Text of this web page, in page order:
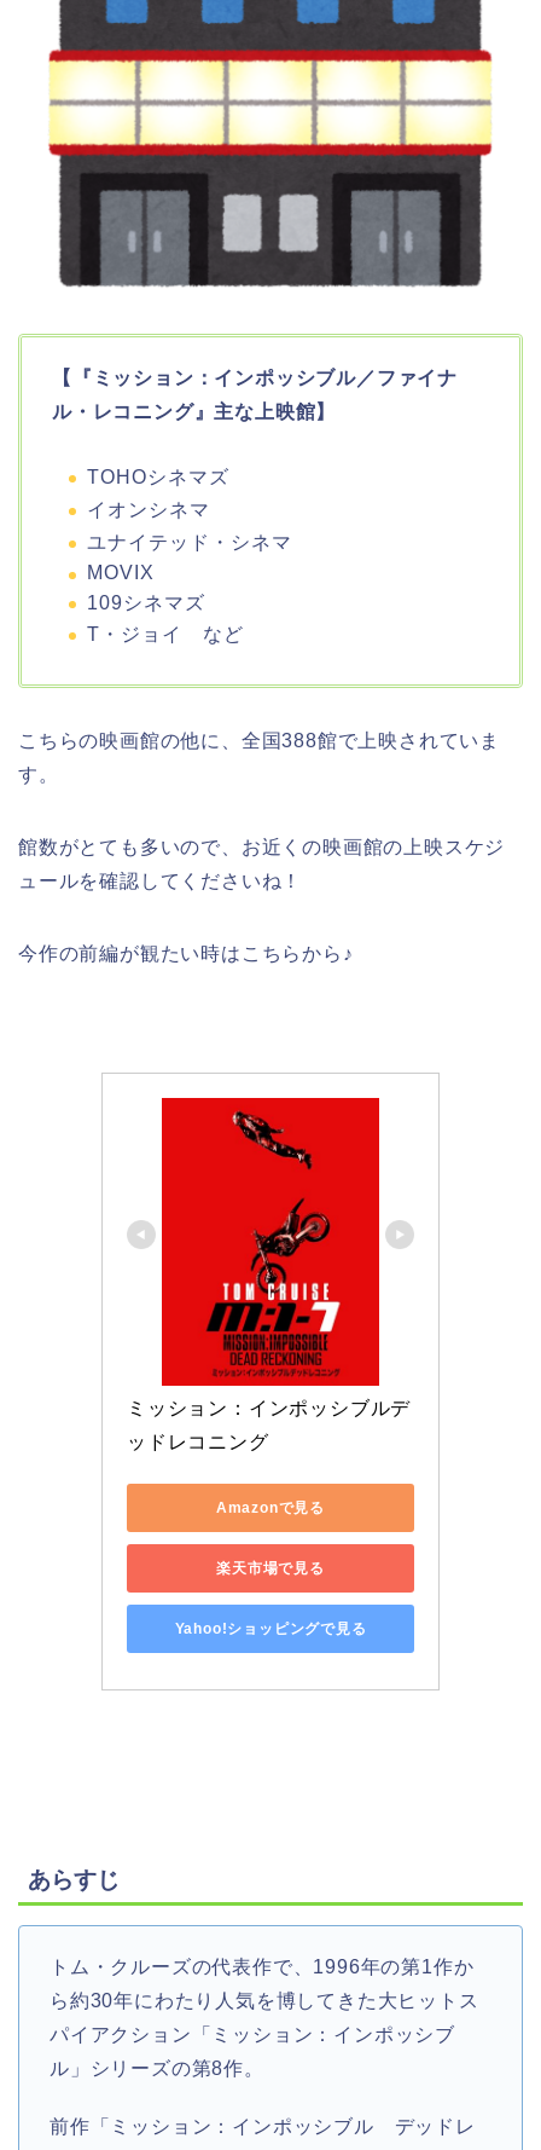
【『ミッション：インポッシブル／ファイナ
ル・レコニング』主な上映館】
TOHOシネマズ
イオンシネマ
ユナイテッド・シネマ
MOVIX
109シネマズ
T・ジョイ など
こちらの映画館の他に、全国388館で上映されていま
す。
館数がとても多いので、お近くの映画館の上映スケジ
ュールを確認してくださいね！
今作の前編が観たい時はこちらから♪
ミッション：インポッシブルデ
ッドレコニング
Amazonで見る
楽天市場で見る
Yahoo!ショッピングで見る
あらすじ
トム・クルーズの代表作で、1996年の第1作か
ら約30年にわたり人気を博してきた大ヒットス
パイアクション「ミッション：インポッシブ
ル」シリーズの第8作。
前作「ミッション：インポッシブル デッドレ